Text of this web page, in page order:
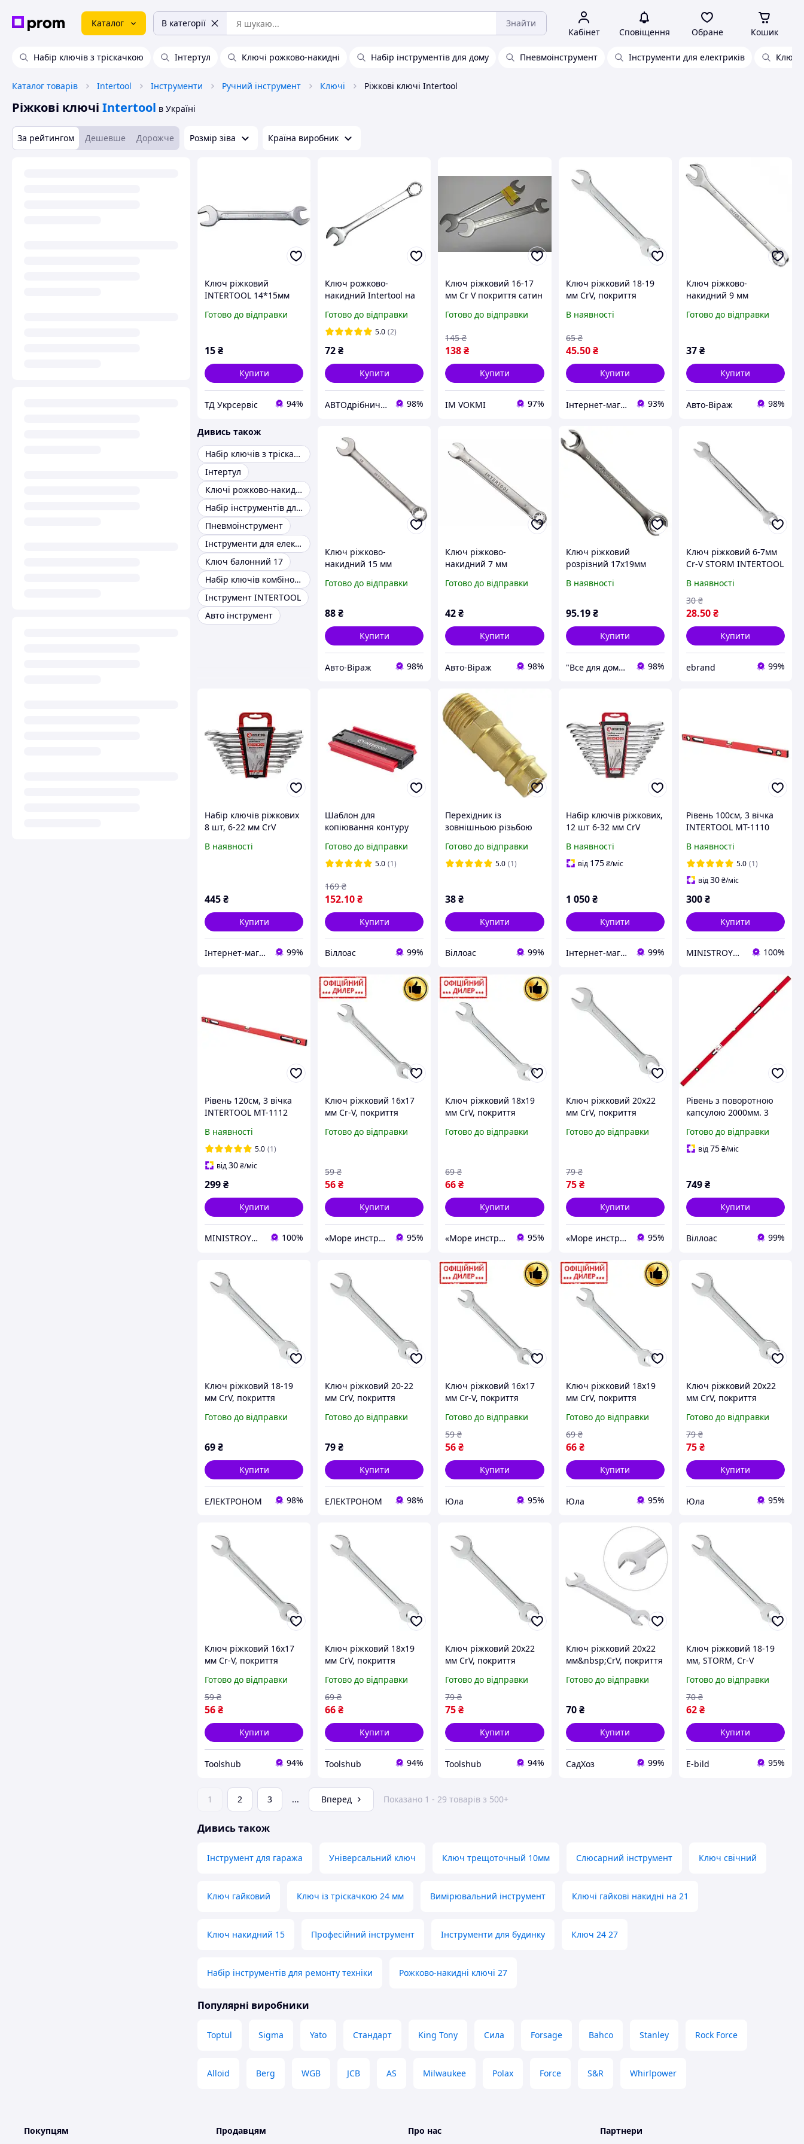
Каталог В категорії Знайти
Кабінет Сповіщення Обране Кошик
Набір ключів з тріскачкою Інтертул Ключі рожково-накидні Набір інструментів для дому Пневмоінструмент Інструменти для електриків Ключ
Каталог товарів Intertool Інструменти Ручний інструмент Ключі Ріжкові ключі Intertool
Ріжкові ключі Intertool в Україні
За рейтингом Дешевше Дорожче Розмір зіва Країна виробник
Ключ ріжковий
INTERTOOL 14*15мм
Готово до відправки
15₴
Купити
ТД Укрсервіс 94%
Ключ рожково-
накидний Intertool на
Готово до відправки
5.0 (2)
72₴
Купити
АВТОдрібнички 98%
Ключ ріжковий 16-17
мм Cr V покриття сатин
INTERTOOL ХТ 1116
Готово до відправки
138₴
145 ₴
Купити
ІМ VOKMI 97%
Ключ ріжковий 18-19
мм CrV, покриття
STORM INTERTOOL XT-
В наявності
45.50 ₴
65 ₴
Купити
Інтернет-магазин "TeRem" 93%
Ключ ріжково-
накидний 9 мм
Готово до відправки
37₴
Купити
Авто-Віраж 98%
Дивись також
Набір ключів з тріскачкою
Інтертул
Ключі рожково-накидні
Набір інструментів для дому
Пневмоінструмент
Інструменти для електриків
Ключ балонний 17
Набір ключів комбінованих
Інструмент INTERTOOL
Авто інструмент
Ключ ріжково-
накидний 15 мм
Готово до відправки
88₴
Купити
Авто-Віраж 98%
Ключ ріжково-
накидний 7 мм
Готово до відправки
42₴
Купити
Авто-Віраж 98%
Ключ ріжковий
розрізний 17x19мм
В наявності
95.19 ₴
Купити
"Все для дому" мережа будівельно-господарських магазинів 98%
Ключ ріжковий 6-7мм
Cr-V STORM INTERTOOL
В наявності
28.50₴
30 ₴
Купити
ebrand 99%
Набір ключів ріжкових
8 шт, 6-22 мм CrV
В наявності
445₴
Купити
Інтернет-магазин інструмента DIA-TECH 99%
Шаблон для
копіювання контуру
фіксатором INTERTOOL
MT-0015
Готово до відправки
5.0 (1)
152.10₴
169 ₴
Купити
Віллоас 99%
Перехідник із
зовнішньою різьбою
частину
швидкороз'ємного
Готово до відправки
5.0 (1)
38₴
Купити
Віллоас 99%
Набір ключів ріжкових,
12 шт 6-32 мм CrV
В наявності
від 175 ₴/міс
1 050 ₴
Купити
Інтернет-магазин інструмента DIA-TECH 99%
Рівень 100см, 3 вічка
INTERTOOL MT-1110
В наявності
5.0 (1)
від30₴/міс
300₴
Купити
MINISTROYMARKET 100%
Рівень 120см, 3 вічка
INTERTOOL MT-1112
В наявності
5.0 (1)
від30₴/міс
299₴
Купити
MINISTROYMARKET 100%
Ключ ріжковий 16х17
мм Cr-V, покриття
DIN3113 Intertool STP
Готово до відправки
56₴
59 ₴
Купити
«Море инструментов» 95%
Ключ ріжковий 18х19
мм CrV, покриття
DIN3113 Intertool STP
Готово до відправки
66₴
69 ₴
Купити
«Море инструментов» 95%
Ключ ріжковий 20х22
мм CrV, покриття
DIN3113 Intertool STP
Готово до відправки
75 ₴
79 ₴
Купити
«Море инструментов» 95%
Рівень з поворотною
капсулою 2000мм. 3
MT-1280
Готово до відправки
від75₴/міс
749₴
Купити
Віллоас 99%
Ключ ріжковий 18-19
мм CrV, покриття
DIN3113 INTERTOOL
Готово до відправки
69₴
Купити
ЕЛЕКТРОНОМ 98%
Ключ ріжковий 20-22
мм CrV, покриття
DIN3113 INTERTOOL
Готово до відправки
79₴
Купити
ЕЛЕКТРОНОМ 98%
Ключ ріжковий 16х17
мм Cr-V, покриття
DIN3113 Intertool YLP
XT-1116
Готово до відправки
56₴
59 ₴
Купити
Юла 95%
Ключ ріжковий 18х19
мм CrV, покриття
DIN3113 Intertool YLP
XT-1118
Готово до відправки
66 ₴
69 ₴
Купити
Юла 95%
Ключ ріжковий 20х22
мм CrV, покриття
DIN3113 Intertool YLP
XT-1120
Готово до відправки
75₴
79 ₴
Купити
Юла 95%
Ключ ріжковий 16х17
мм Cr-V, покриття
DIN3113 Intertool TSH
XT-1116
Готово до відправки
56₴
59 ₴
Купити
Toolshub 94%
Ключ ріжковий 18х19
мм CrV, покриття
DIN3113 Intertool TSH
XT-1118
Готово до відправки
66₴
69 ₴
Купити
Toolshub 94%
Ключ ріжковий 20х22
мм CrV, покриття
DIN3113 Intertool TSH
XT-1120
Готово до відправки
75₴
79 ₴
Купити
Toolshub 94%
Ключ ріжковий 20х22
мм&nbsp;CrV, покриття
STORM INTERTOOL XT-
Готово до відправки
70 ₴
Купити
СадХоз 99%
Ключ ріжковий 18-19
мм, STORM, Cr-V
Готово до відправки
62₴
70 ₴
Купити
E-bild 95%
1 2 3 ... Вперед Показано 1 - 29 товарів з 500+
Дивись також
Інструмент для гаража Універсальний ключ Ключ трещоточный 10мм Слюсарний інструмент Ключ свічний
Ключ гайковий Ключ із тріскачкою 24 мм Вимірювальний інструмент Ключі гайкові накидні на 21
Ключ накидний 15 Професійний інструмент Інструменти для будинку Ключ 24 27
Набір інструментів для ремонту техніки Рожково-накидні ключі 27
Популярні виробники
Toptul Sigma Yato Стандарт King Tony Сила Forsage Bahco Stanley Rock Force
Alloid Berg WGB JCB AS Milwaukee Polax Force S&R Whirlpower
Покупцям Продавцям Про нас Партнери